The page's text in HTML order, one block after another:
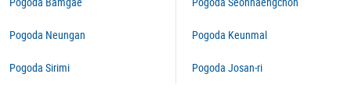
Pogoda Neungan
Pogoda Sirimi
Pogoda Keunmal
Pogoda Josan-ri